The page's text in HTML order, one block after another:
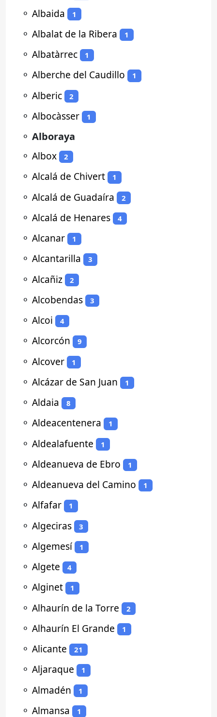
⚬ Albaida 1
⚬ Albalat de la Ribera 1
⚬ Albatàrrec 1
⚬ Alberche del Caudillo 1
⚬ Alberic 2
⚬ Albocàsser 1
⚬ Alboraya
⚬ Albox 2
⚬ Alcalá de Chivert 1
⚬ Alcalá de Guadaíra 2
⚬ Alcalá de Henares 4
⚬ Alcanar 1
⚬ Alcantarilla 3
⚬ Alcañiz 2
⚬ Alcobendas 3
⚬ Alcoi 4
⚬ Alcorcón 9
⚬ Alcover 1
⚬ Alcázar de San Juan 1
⚬ Aldaia 8
⚬ Aldeacentenera 1
⚬ Aldealafuente 1
⚬ Aldeanueva de Ebro 1
⚬ Aldeanueva del Camino 1
⚬ Alfafar 1
⚬ Algeciras 3
⚬ Algemesí 1
⚬ Algete 4
⚬ Alginet 1
⚬ Alhaurín de la Torre 2
⚬ Alhaurín El Grande 1
⚬ Alicante 21
⚬ Aljaraque 1
⚬ Almadén 1
⚬ Almansa 1